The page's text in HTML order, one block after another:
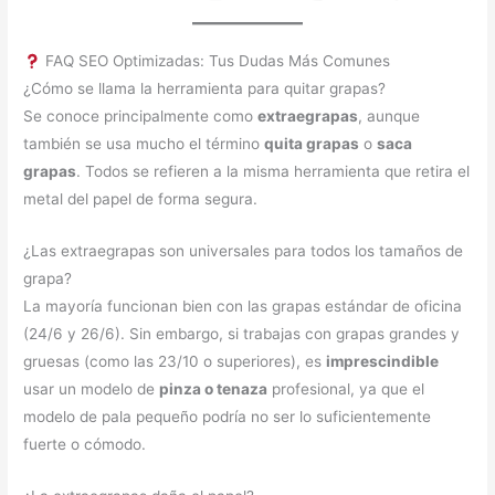
FAQ SEO Optimizadas: Tus Dudas Más Comunes
¿Cómo se llama la herramienta para quitar grapas?
Se conoce principalmente comoextraegrapas, aunque
también se usa mucho el términoquita grapas osaca
grapas. Todos se refieren a la misma herramienta que retira el
metal del papel de forma segura.
¿Las extraegrapas son universales para todos los tamaños de
grapa?
La mayoría funcionan bien con las grapas estándar de oficina
(24/6 y 26/6). Sin embargo, si trabajas con grapas grandes y
gruesas (como las 23/10 o superiores), es imprescindible
usar un modelo de pinza o tenaza profesional, ya que el
modelo de pala pequeño podría no ser lo suficientemente
fuerte o cómodo.